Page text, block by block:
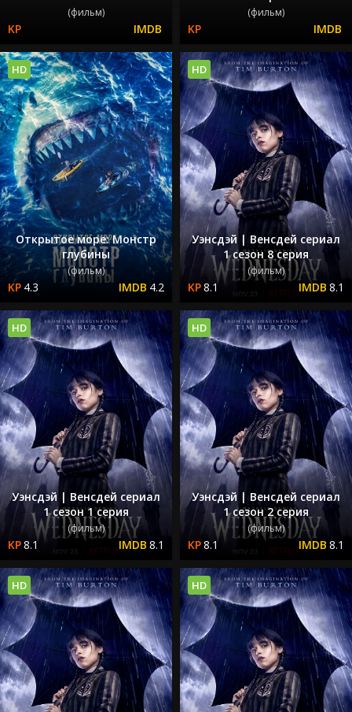
(фильм) (фильм)
Открытое море: Монстр
глубины
(фильм)
4.3 4.2
HD
Уэнсдэй | Венсдей сериал
1 сезон 8 серия
(фильм)
8.1 8.1
HD
Уэнсдэй | Венсдей сериал
1 сезон 1 серия
(фильм)
8.1 8.1
HD
Уэнсдэй | Венсдей сериал
1 сезон 2 серия
(фильм)
8.1 8.1
HD
HD HD